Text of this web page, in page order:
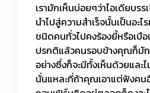
เรามักเห็นบ่อยๆว่าไอเดียบร
นำไปสู่ความสำเร็จนั้นเป็นอะไ
ชนิดคนทั่วไปคงร้องยี้หรือเบื
ปรกติแล้วคนรอบข้างคุณก็มัก
อย่างซึ่งก็จะมีทั้งเห็นด้วยแล
นั่นแหละที่ถ้าคุณเอาแต่ฟังคน